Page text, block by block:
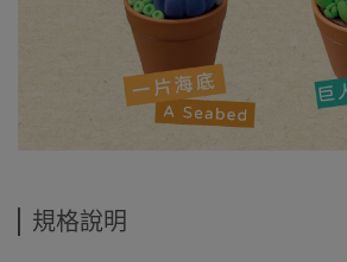
規格說明